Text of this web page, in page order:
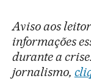
Aviso aos
informações
durante a
jornalismo,